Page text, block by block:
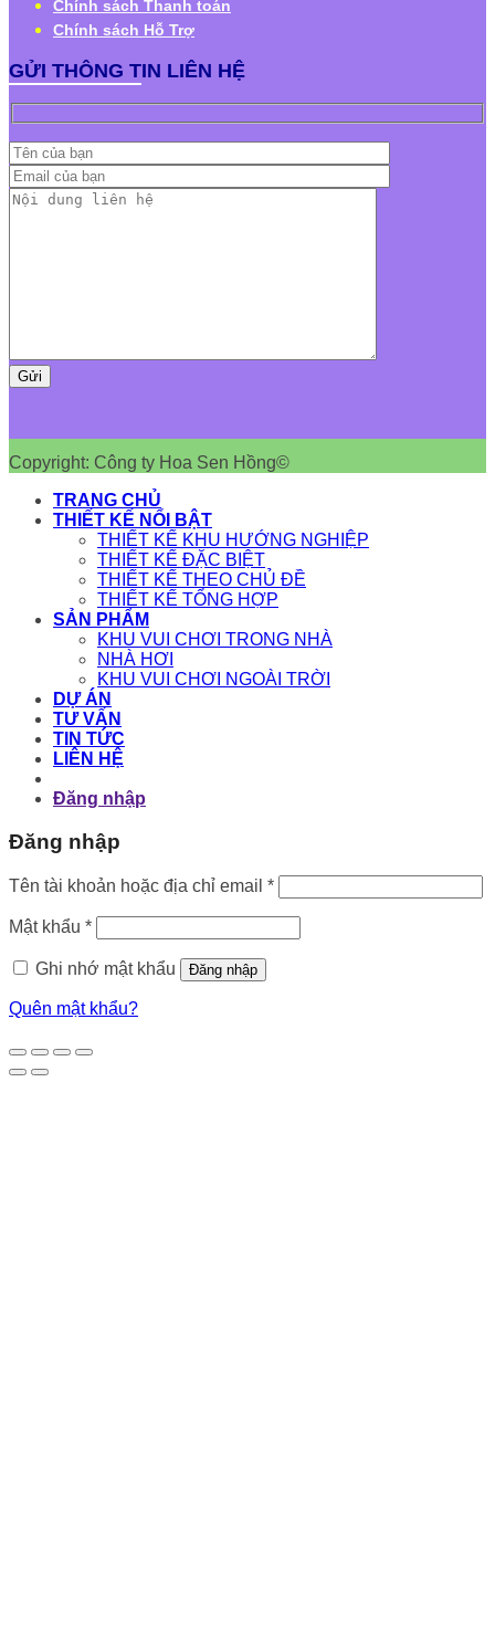
Chính sách Thanh toán
Chính sách Hỗ Trợ
GỬI THÔNG TIN LIÊN HỆ
Copyright: Công ty Hoa Sen Hồng©
TRANG CHỦ
THIẾT KẾ NỔI BẬT
THIẾT KẾ KHU HƯỚNG NGHIỆP
THIẾT KẾ ĐẶC BIỆT
THIẾT KẾ THEO CHỦ ĐỀ
THIẾT KẾ TỔNG HỢP
SẢN PHẨM
KHU VUI CHƠI TRONG NHÀ
NHÀ HƠI
KHU VUI CHƠI NGOÀI TRỜI
DỰ ÁN
TƯ VẤN
TIN TỨC
LIÊN HỆ
Đăng nhập
Đăng nhập
Tên tài khoản hoặc địa chỉ email *Bắt
buộc
Mật khẩu *Bắt
buộc
Ghi nhớ mật khẩu
Đăng nhập
Quên mật khẩu?